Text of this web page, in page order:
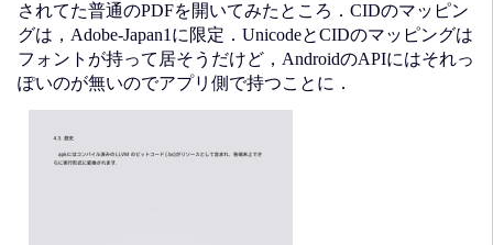
されてた普通のPDFを開いてみたところ．CIDのマッピン
グは，Adobe-Japan1に限定．UnicodeとCIDのマッピングは
フォントが持って居そうだけど，AndroidのAPIにはそれっ
ぽいのが無いのでアプリ側で持つことに．